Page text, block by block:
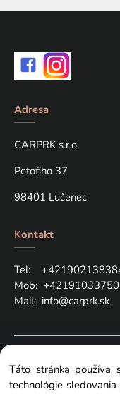
Adresa
CARPRK s.r.o.
Petofiho 37
98401 Lučenec
Kontakt
Tel: +421
Mob:
Mail: info@carprk.sk
Táto stránka používa
technológie